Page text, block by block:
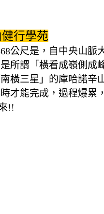
行學苑
公尺是，自中央山
所謂「橫看成嶺側成
橫三星」的庫哈諾辛
才能完成，過程爆
!!